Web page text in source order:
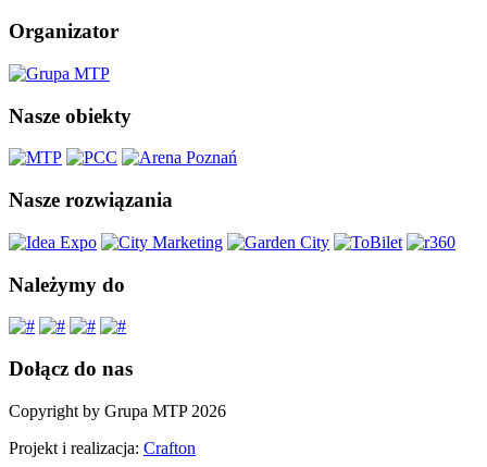
Organizator
Nasze obiekty
Nasze rozwiązania
Należymy do
Dołącz do nas
Copyright by Grupa MTP 2026
Projekt i realizacja: Crafton